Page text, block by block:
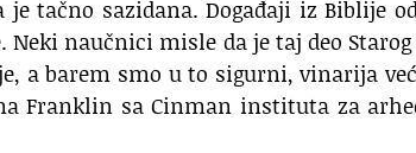
tačno sazidana. Događaji iz Biblije
Neki naučnici misle da je taj deo
a barem smo u to sigurni, vinarija
Franklin sa Cinman instituta za